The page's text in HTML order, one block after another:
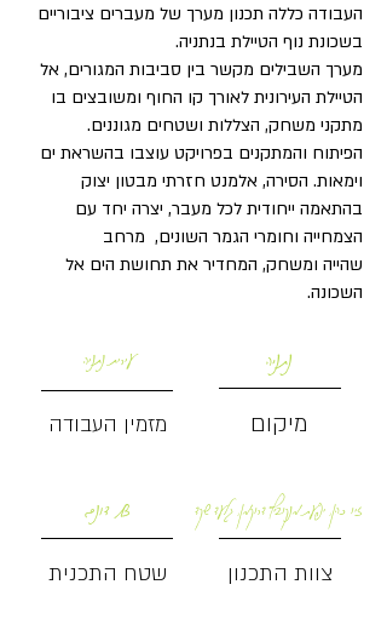
העבודה כללה תכנון מערך של מעברים ציבוריים
בשכונת נוף הטיילת בנתניה.
מערך השבילים מקשר בין סביבות המגורים, אל
הטיילת העירונית לאורך קו החוף ומשובצים בו
מתקני משחק, הצללות ושטחים מגוננים.
הפיתוח והמתקנים בפרויקט עוצבו בהשראת ים
וימאות. הסירה, אלמנט חזרתי מבטון יצוק
בהתאמה ייחודית לכל מעבר, יצרה יחד עם
הצמחייה וחומרי הגמר השונים, מרחב
שהייה ומשחק, המחדיר את תחושת הים אל
השכונה.
עירית נתניה נתניה
מזמין העבודה מיקום
זיו כהן, יפעת מנקוביץ דרוקמן, גלעד שקד 13 דונם
צוות התכנון שטח התכנית